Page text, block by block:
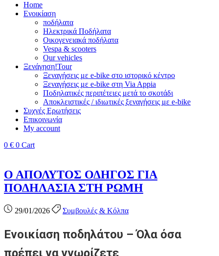
Home
Ενοικίαση
ποδήλατα
Ηλεκτρικά Ποδήλατα
Οικογενειακά ποδήλατα
Vespa & scooters
Our vehicles
Ξενάγηση!Tour
Ξεναγήσεις με e‑bike στο ιστορικό κέντρο
Ξεναγήσεις με e‑bike στη Via Appia
Ποδηλατικές περιπέτειες μετά το σκοτάδι
Αποκλειστικές / ιδιωτικές ξεναγήσεις με e‑bike
Συχνές Ερωτήσεις
Επικοινωνία
My account
0 € 0 Cart
Ο ΑΠΟΛΥΤΟΣ ΟΔΗΓΟΣ ΓΙΑ
ΠΟΔΗΛΑΣΙΑ ΣΤΗ ΡΩΜΗ
29/01/2026 Συμβουλές & Κόλπα
Ενοικίαση ποδηλάτου – Όλα όσα
πρέπει να γνωρίζετε